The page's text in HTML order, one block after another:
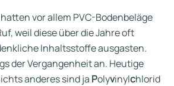
vor allem PVC-Bodenbeläge
weil diese über die Jahre oft
Inhaltsstoffe ausgasten.
der Vergangenheit an. Heutige
anderes sind ja Polyvinylchlorid